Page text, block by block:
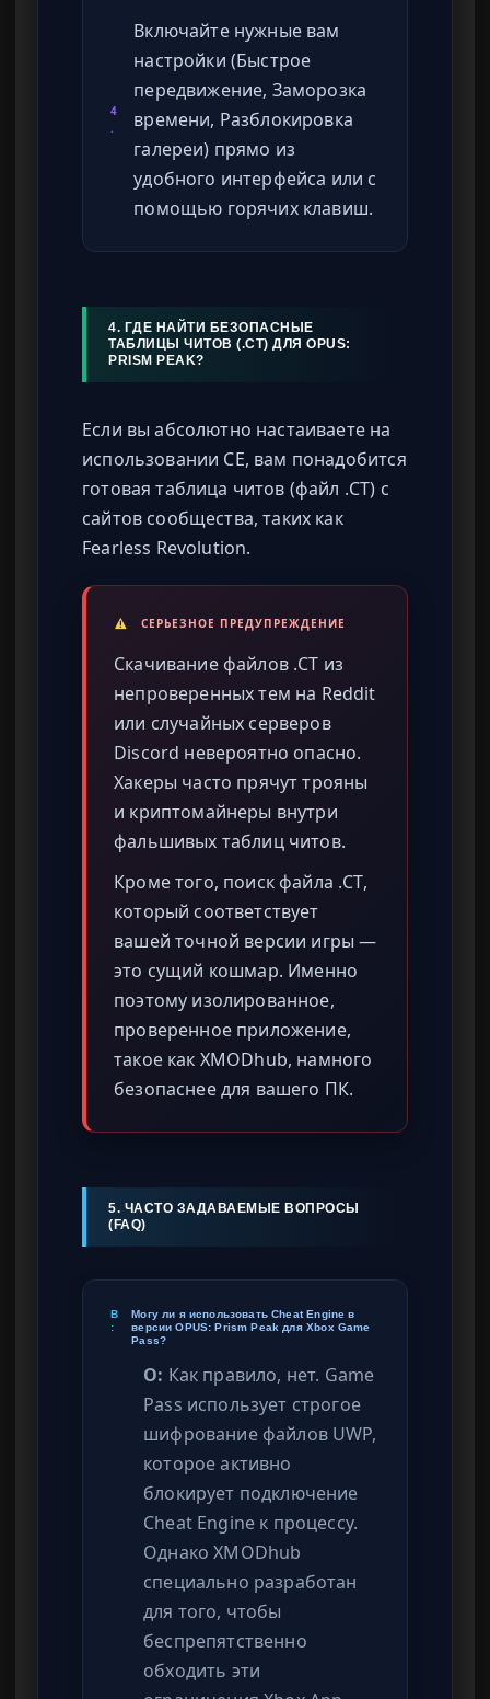
4
.
Включайте нужные вам
настройки (Быстрое
передвижение, Заморозка
времени, Разблокировка
галереи) прямо из
удобного интерфейса или с
помощью горячих клавиш.
4. ГДЕ НАЙТИ БЕЗОПАСНЫЕ
ТАБЛИЦЫ ЧИТОВ (.CT) ДЛЯ OPUS:
PRISM PEAK?
Если вы абсолютно настаиваете на
использовании CE, вам понадобится
готовая таблица читов (файл .CT) с
сайтов сообщества, таких как
Fearless Revolution.
СЕРЬЕЗНОЕ ПРЕДУПРЕЖДЕНИЕ
Скачивание файлов .CT из
непроверенных тем на Reddit
или случайных серверов
Discord невероятно опасно.
Хакеры часто прячут трояны
и криптомайнеры внутри
фальшивых таблиц читов.
Кроме того, поиск файла .CT,
который соответствует
вашей точной версии игры —
это сущий кошмар. Именно
поэтому изолированное,
проверенное приложение,
такое как XMODhub, намного
безопаснее для вашего ПК.
5. ЧАСТО ЗАДАВАЕМЫЕ ВОПРОСЫ
(FAQ)
В
:
Могу ли я использовать Cheat Engine в
версии OPUS: Prism Peak для Xbox Game
Pass?
О: Как правило, нет. Game
Pass использует строгое
шифрование файлов UWP,
которое активно
блокирует подключение
Cheat Engine к процессу.
Однако XMODhub
специально разработан
для того, чтобы
беспрепятственно
обходить эти